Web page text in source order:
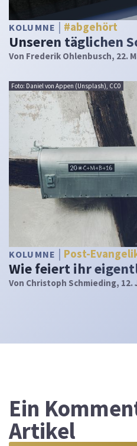
KOLUMNE #abgehört
Unseren täglichen
Von Frederik Ohlenbusch, 22.
Foto: Daniel von Appen (Unsplash), CC0
KOLUMNE Post-
Wie feiert ihr
Von Christoph Schmieding, 12.
Ein
Artikel